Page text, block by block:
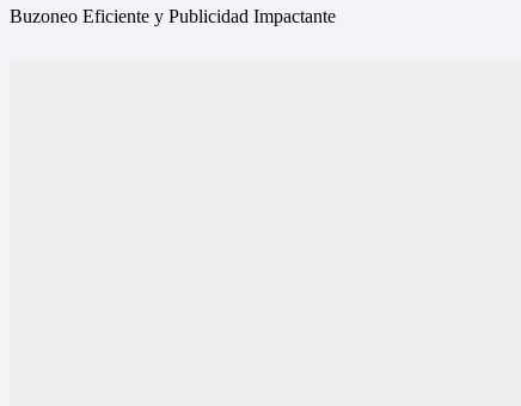
Buzoneo Eficiente y Publicidad Impactante